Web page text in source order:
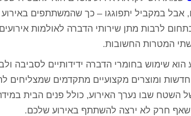
במקביל יתפוגגו – כך שהמשתתפים
של יותר מ-15 שנים בתחום לרבות מתן שירותי הדברה לאולמות
הוא שימוש בחומרי הדברה ידידותיים לסביבה
ומוצרים מקצועיים מתקדמים שמצליחים
השטח שבו נערך האירוע, כולל פנים הבית
חרק לא ירצה להשתתף באירוע שלכם.